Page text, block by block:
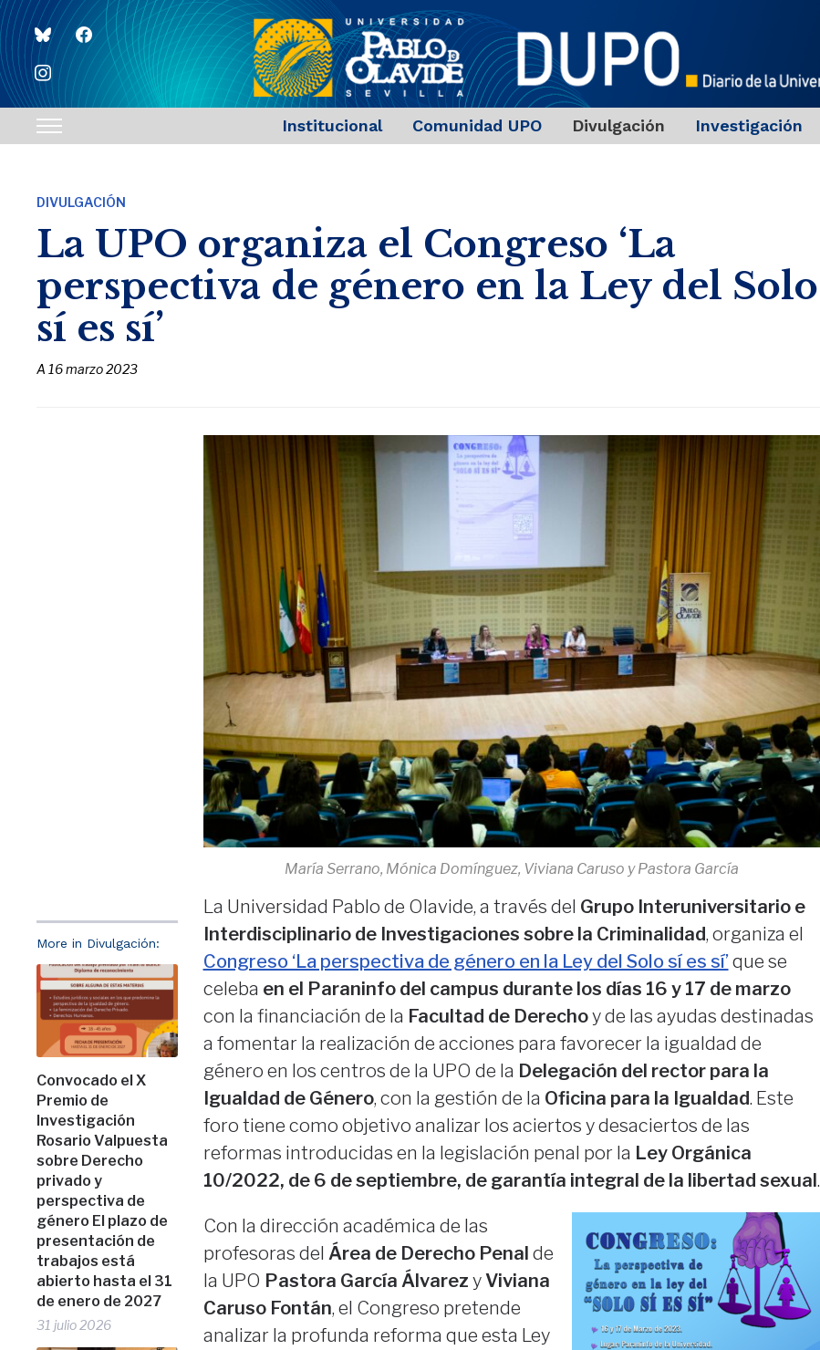
blueskyfacebook
instagram
Toggle
navigation
Institucional Comunidad UPO Divulgación Investigación
DIVULGACIÓN
La UPO organiza el Congreso ‘La
perspectiva de género en la Ley del Solo
sí es sí’
A 16 marzo 2023
More in Divulgación:
Convocado el X
Premio de
Investigación
Rosario Valpuesta
sobre Derecho
privado y
perspectiva de
género El plazo de
presentación de
trabajos está
abierto hasta el 31
de enero de 2027
31 julio 2026
María Serrano, Mónica Domínguez, Viviana Caruso y Pastora García
La Universidad Pablo de Olavide, a través del Grupo Interuniversitario e
Interdisciplinario de Investigaciones sobre la Criminalidad, organiza el
Congreso ‘La perspectiva de género en la Ley del Solo sí es sí’que se
celeba en el Paraninfo del campus durante los días 16 y 17 de marzo
con la financiación de la Facultad de Derechoy de las ayudas destinadas
a fomentar la realización de acciones para favorecer la igualdad de
género en los centros de la UPO de la Delegación del rector para la
Igualdad de Género, con la gestión de la Oficina para la Igualdad. Este
foro tiene como objetivo analizar los aciertos y desaciertos de las
reformas introducidas en la legislación penal por la Ley Orgánica
10/2022, de 6 de septiembre, de garantía integral de la libertad sexual.
Con la dirección académica de las
profesoras del Área de Derecho Penal de
la UPO Pastora García Álvarez yViviana
Caruso Fontán, el Congreso pretende
analizar la profunda reforma que esta Ley